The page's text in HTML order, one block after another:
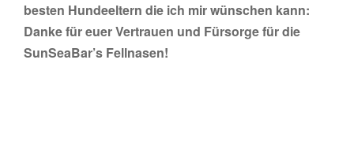
besten Hundeeltern die ich mir wünschen kann:
Danke für euer Vertrauen und Fürsorge für die
SunSeaBar’s Fellnasen!